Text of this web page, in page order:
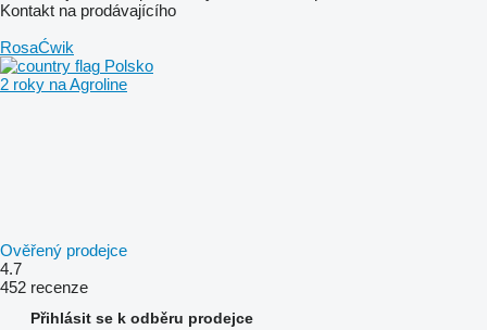
Kontakt na prodávajícího
RosaĆwik
Polsko
2 roky na Agroline
Ověřený prodejce
4.7
452 recenze
Přihlásit se k odběru prodejce